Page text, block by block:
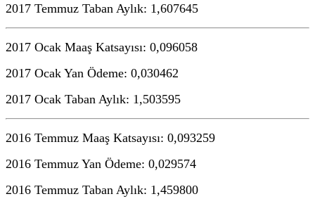
2017 Temmuz Taban Aylık: 1,607645
2017 Ocak Maaş Katsayısı: 0,096058
2017 Ocak Yan Ödeme: 0,030462
2017 Ocak Taban Aylık: 1,503595
2016 Temmuz Maaş Katsayısı: 0,093259
2016 Temmuz Yan Ödeme: 0,029574
2016 Temmuz Taban Aylık: 1,459800